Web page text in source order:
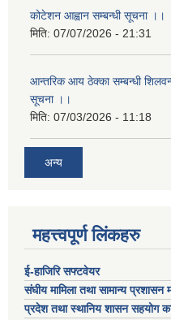
कोटेशन आह्वान सम्बन्धी सूचना ।।
मिति: 07/07/2026 - 21:31
आन्तरिक आय ठेक्का सम्बन्धी
सूचना ।।
मिति: 07/03/2026 - 11:18
अन्य
महत्त्वपूर्ण लिंकहरु
ई-हाजिरि सफ्टवेयर
संघीय मामिला तथा सामान्य प्रशासन
प्रदेश तथा स्थानिय शासन सहयोग